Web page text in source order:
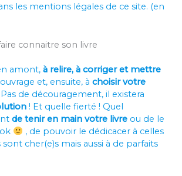
les mentions légales de ce site. (en
connaitre son livre
amont, à relire, à corriger et mettre
et, ensuite, àchoisir votre
Pas de découragement, il existera
! Et quelle fierté ! Quel
de tenir en main votre livre ou de le
, de pouvoir le dédicacer à celles
cher(e)s mais aussi à de parfaits